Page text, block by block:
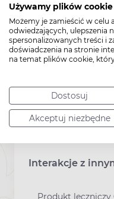
Używamy plików cookie
Możemy je zamieścić w celu
odwiedzających, ulepszenia
spersonalizowanych treści i
doświadczenia na stronie
na temat plików cookie,
Dostosuj
Akceptuj niezbędne
głowy. W razie
natychmiast
podtrzymujące, i
jak to będzie
węgiel
Loratadyny nie
organizmu
wiadomo, czy
dializę
Interakcje z
Produkt